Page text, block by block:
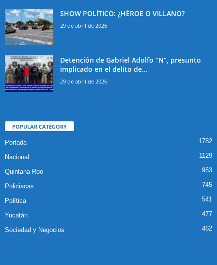
SHOW POLÍTICO: ¿HÉROE O VILLANO?
29 de abril de 2026
Detención de Gabriel Adolfo “N”, presunto
implicado en el delito de...
29 de abril de 2026
POPULAR CATEGORY
Portada 1782
Nacional 1129
Quintana Roo 953
Policiacas 745
Política 541
Yucatán 477
Sociedad y Negocios 462